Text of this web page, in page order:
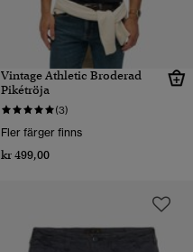
Vintage Athletic Broderad
Pikétröja
(3)
Fler färger finns
kr 499,00